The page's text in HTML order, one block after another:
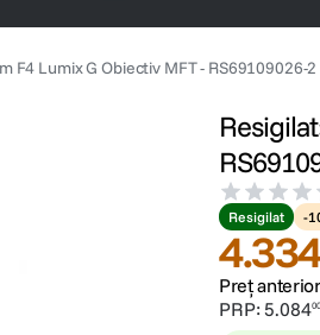
F4 Lumix G Obiectiv MFT - RS69109026-2
Resigilat -
4.334
Preț
PRP:5.08400